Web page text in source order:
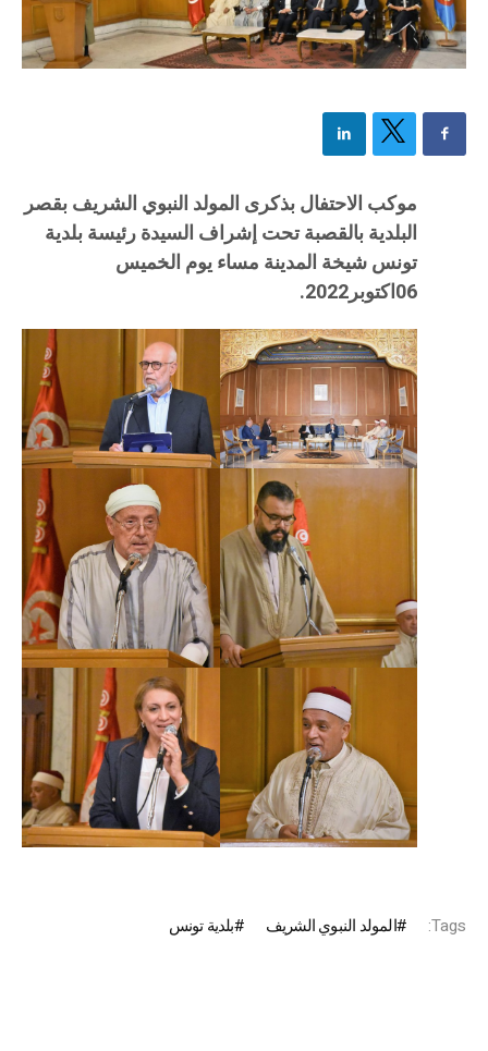
موكب الاحتفال بذكرى المولد النبوي الشريف بقصر
البلدية بالقصبة تحت إشراف السيدة رئيسة بلدية
تونس شيخة المدينة مساء يوم الخميس
06اكتوبر2022.
Tags: المولد النبوي الشريف بلدية تونس